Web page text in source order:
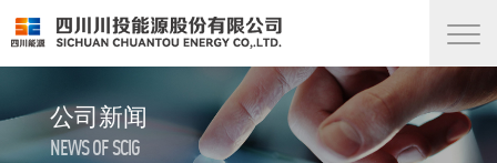
公司新闻
NEWS OF SCIG